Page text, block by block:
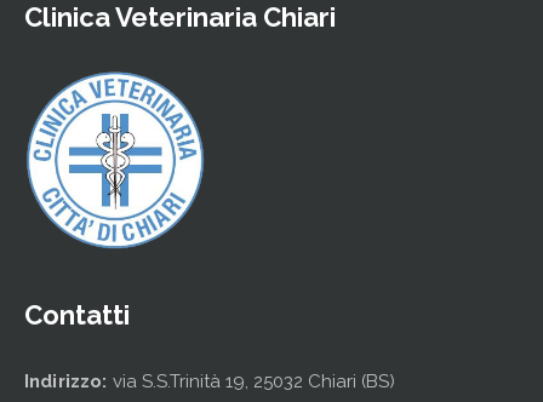
Clinica Veterinaria Chiari
Contatti
Indirizzo: via S.S.Trinità 19, 25032 Chiari (BS)